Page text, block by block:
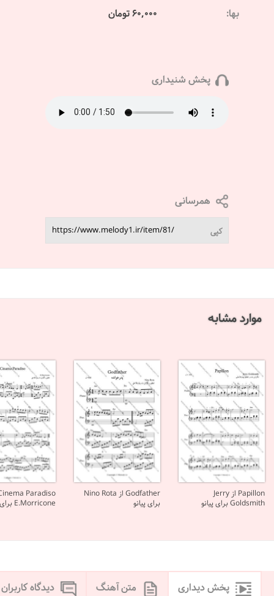
بها: 60,000 تومان
پخش شنیداری
همرسانی
کپی
موارد مشابه
Papillon از Jerry
Goldsmith برای پیانو
Godfather از Nino Rota
برای پیانو
E.Morricone برای پیانو
پخش دیداری متن آهنگ دیدگاه کاربران